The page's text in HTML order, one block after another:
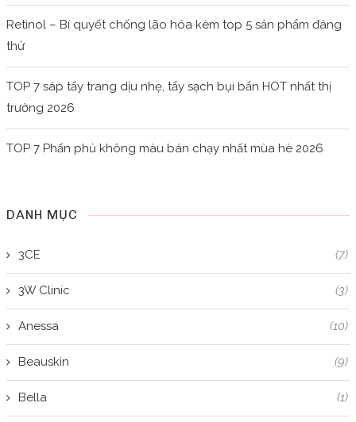
Retinol – Bí quyết chống lão hóa kèm top 5 sản phẩm đáng
thử
TOP 7 sáp tẩy trang dịu nhẹ, tẩy sạch bụi bẩn HOT nhất thị
trường 2026
TOP 7 Phấn phủ không màu bán chạy nhất mùa hè 2026
DANH MỤC
3CE (7)
3W Clinic (3)
Anessa (10)
Beauskin (9)
Bella (1)